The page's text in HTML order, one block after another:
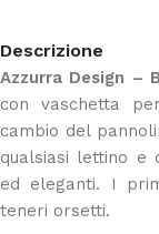
Descrizione
Azzurra Design –
con vaschetta
cambio del
qualsiasi lettino e
ed eleganti. I
teneri orsetti.